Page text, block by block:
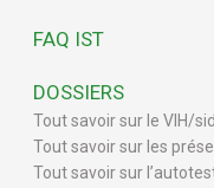
FAQ IST
DOSSIERS
Tout savoir sur le VIH/
Tout savoir sur les
Tout savoir sur